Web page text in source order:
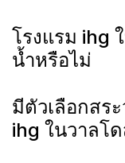
โรงแรม ihg
น้ำหรือไม่
มีตัวเลือกสร
ihg ในวาลโ